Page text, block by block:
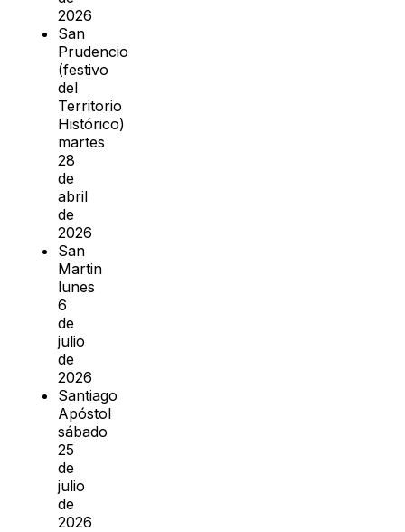
2026
San
Prudencio
(festivo
del
Territorio
Histórico)
martes
28
de
abril
de
2026
San
Martin
lunes
6
de
julio
de
2026
Santiago
Apóstol
sábado
25
de
julio
de
2026